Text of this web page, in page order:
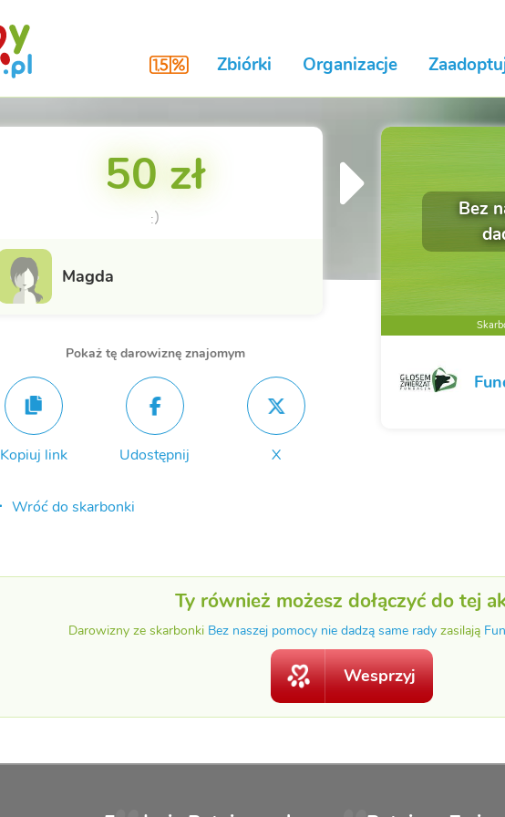
Zbiórki Organizacje
50 zł
:)
Magda
Pokaż tę darowiznę znajomym
Kopiuj link Udostępnij X
Wróć do skarbonki
Bez
Ty również możesz dołączyć do tej
Darowizny ze skarbonki Bez naszej pomocy nie dadzą same rady zasilają
Wesprzyj